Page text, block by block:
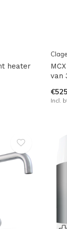
heater
Clage
van
Incl.